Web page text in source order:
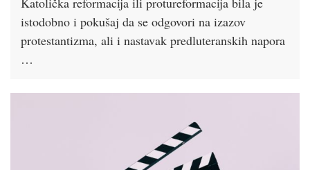
istodobno i pokušaj da se odgovori na izazov
protestantizma, ali i nastavak predluteranskih napora
…